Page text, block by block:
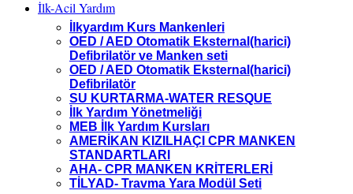
İlk-Acil Yardım
İlkyardım Kurs Mankenleri
OED / AED Otomatik Eksternal(harici)
Defibrilatör ve Manken seti
OED / AED Otomatik Eksternal(harici)
Defibrilatör
SU KURTARMA-WATER RESQUE
İlk Yardım Yönetmeliği
MEB İlk Yardım Kursları
AMERİKAN KIZILHAÇI CPR MANKEN
STANDARTLARI
AHA- CPR MANKEN KRİTERLERİ
TİLYAD- Travma Yara Modül Seti